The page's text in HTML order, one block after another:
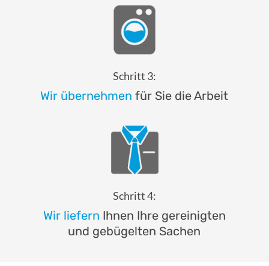
Schritt 3:
Wir übernehmen für Sie die Arbeit
Schritt 4:
Wir liefern Ihnen Ihre gereinigten
und gebügelten Sachen